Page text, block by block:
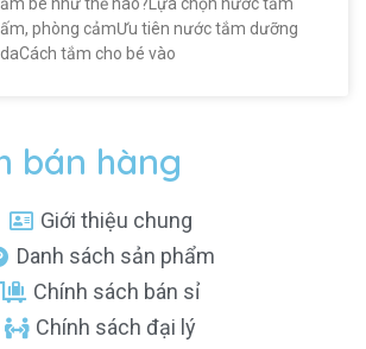
phòng cảmƯu tiên nước tắm dưỡng
tắm cho bé vào
bán hàng
Giới thiệu chung
Danh sách sản phẩm
Chính sách bán sỉ
Chính sách đại lý